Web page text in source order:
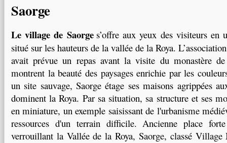
Saorge
Le village de Saorge s’offre aux yeux des visiteurs en
situé sur les hauteurs de la vallée de la Roya.
avait prévue un repas avant la visite du monastère
montrent la beauté des paysages enrichie par les
un site sauvage, Saorge étage ses maisons agrippées
dominent la Roya. Par sa situation, sa structure et ses
en miniature, un exemple saisissant de l'urbanisme
ressources d'un terrain difficile. Ancienne place
verrouillant la Vallée de la Roya, Saorge, classé